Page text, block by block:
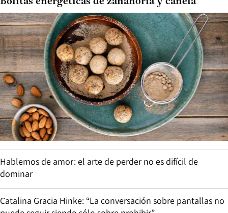
Hablemos de amor: el arte de perder no es difícil de
dominar
Catalina Gracia Hinke: “La conversación sobre pantallas no